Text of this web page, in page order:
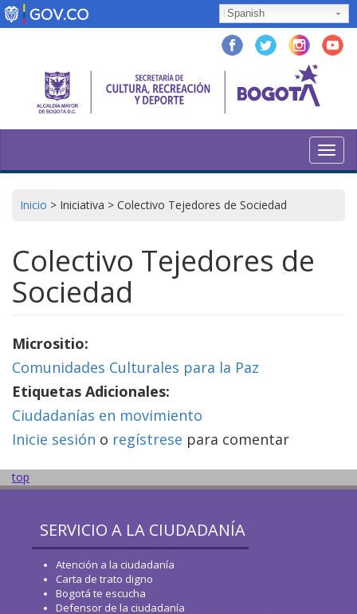
Pasar
al
Spanish
Inicio > Iniciativa > Colectivo Tejedores de Sociedad
Colectivo Tejedores de
Sociedad
Micrositio:
Comunidades Culturales para la Paz
Etiquetas Adicionales:
Ciudadanías en movimiento
Inicie sesión o regístrese para comentar
top
SERVICIO A LA CIUDADANÍA
Atención a la ciudadanía
Carta de trato digno
Bogotá te escucha
Defensor de la ciudadanía